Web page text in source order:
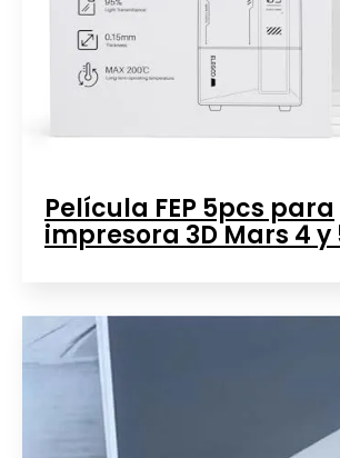
Película FEP 5pcs para
impresora 3D Mars 4 y